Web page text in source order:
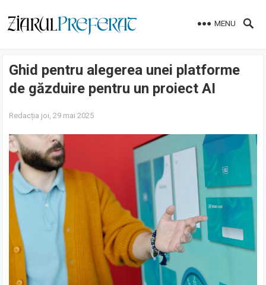
MENU
Ghid pentru alegerea unei platforme
de găzduire pentru un proiect AI
Redacția joi, 29 mai 2025